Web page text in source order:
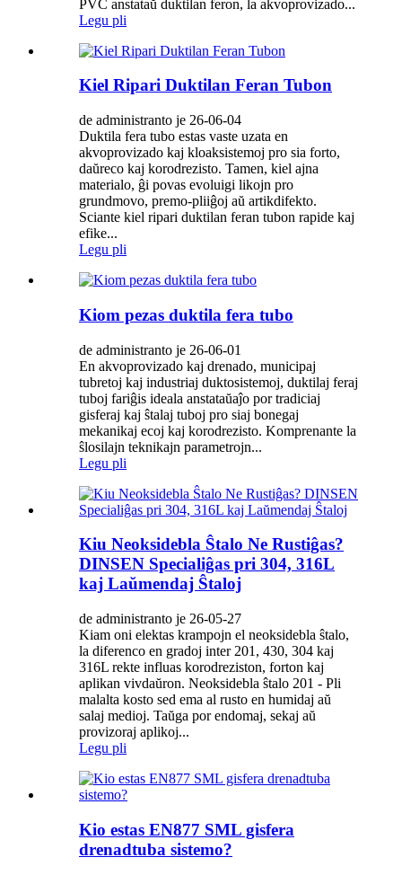
PVC anstataŭ duktilan feron, la akvoprovizado...
Legu pli
Kiel Ripari Duktilan Feran Tubon
de administranto je 26-06-04
Duktila fera tubo estas vaste uzata en
akvoprovizado kaj kloaksistemoj pro sia forto,
daŭreco kaj korodrezisto. Tamen, kiel ajna
materialo, ĝi povas evoluigi likojn pro
grundmovo, premo-pliiĝoj aŭ artikdifekto.
Sciante kiel ripari duktilan feran tubon rapide kaj
efike...
Legu pli
Kiom pezas duktila fera tubo
de administranto je 26-06-01
En akvoprovizado kaj drenado, municipaj
tubretoj kaj industriaj duktosistemoj, duktilaj feraj
tuboj fariĝis ideala anstataŭaĵo por tradiciaj
gisferaj kaj ŝtalaj tuboj pro siaj bonegaj
mekanikaj ecoj kaj korodrezisto. Komprenante la
ŝlosilajn teknikajn parametrojn...
Legu pli
Kiu Neoksidebla Ŝtalo Ne Rustiĝas?
DINSEN Specialiĝas pri 304, 316L
kaj Laŭmendaj Ŝtaloj
de administranto je 26-05-27
Kiam oni elektas krampojn el neoksidebla ŝtalo,
la diferenco en gradoj inter 201, 430, 304 kaj
316L rekte influas korodreziston, forton kaj
aplikan vivdaŭron. Neoksidebla ŝtalo 201 - Pli
malalta kosto sed ema al rusto en humidaj aŭ
salaj medioj. Taŭga por endomaj, sekaj aŭ
provizoraj aplikoj...
Legu pli
Kio estas EN877 SML gisfera
drenadtuba sistemo?